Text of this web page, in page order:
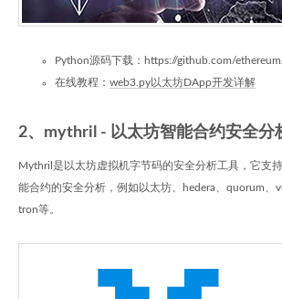
Python源码下载：https://github.com/
在线教程： web3.py以太坊DApp开发详解
2、mythril - 以太坊智能合约安全分
Mythril是以太坊虚拟机字节码的安全分析工具，它支
能合约的安全分析，例如以太坊、hedera、quorum、
tron等。